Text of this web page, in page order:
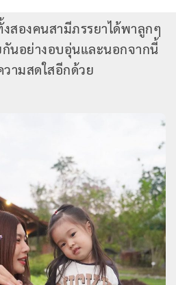
สองคนสามีภรรยาได้พาลูกๆ
กันอย่างอบอุ่นและนอกจากนี้
ามสดใสอีกด้วย